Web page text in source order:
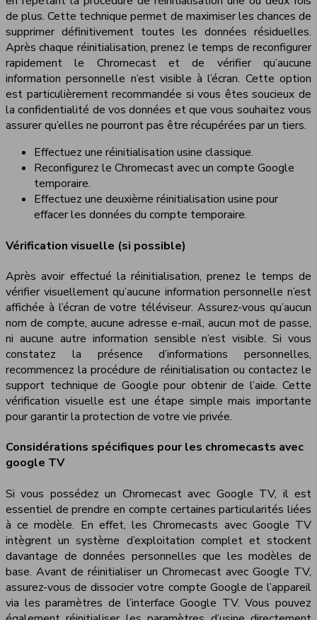
de plus. Cette technique permet de maximiser les chances de
supprimer définitivement toutes les données résiduelles.
Après chaque réinitialisation, prenez le temps de reconfigurer
rapidement le Chromecast et de vérifier qu’aucune
information personnelle n’est visible à l’écran. Cette option
est particulièrement recommandée si vous êtes soucieux de
la confidentialité de vos données et que vous souhaitez vous
assurer qu’elles ne pourront pas être récupérées par un tiers.
Effectuez une réinitialisation usine classique.
Reconfigurez le Chromecast avec un compte Google
temporaire.
Effectuez une deuxième réinitialisation usine pour
effacer les données du compte temporaire.
Vérification visuelle (si possible)
Après avoir effectué la réinitialisation, prenez le temps de
vérifier visuellement qu’aucune information personnelle n’est
affichée à l’écran de votre téléviseur. Assurez-vous qu’aucun
nom de compte, aucune adresse e-mail, aucun mot de passe,
ni aucune autre information sensible n’est visible. Si vous
constatez la présence d’informations personnelles,
recommencez la procédure de réinitialisation ou contactez le
support technique de Google pour obtenir de l’aide. Cette
vérification visuelle est une étape simple mais importante
pour garantir la protection de votre vie privée.
Considérations spécifiques pour les chromecasts avec
google TV
Si vous possédez un Chromecast avec Google TV, il est
essentiel de prendre en compte certaines particularités liées
à ce modèle. En effet, les Chromecasts avec Google TV
intègrent un système d’exploitation complet et stockent
davantage de données personnelles que les modèles de
base. Avant de réinitialiser un Chromecast avec Google TV,
assurez-vous de dissocier votre compte Google de l’appareil
via les paramètres de l’interface Google TV. Vous pouvez